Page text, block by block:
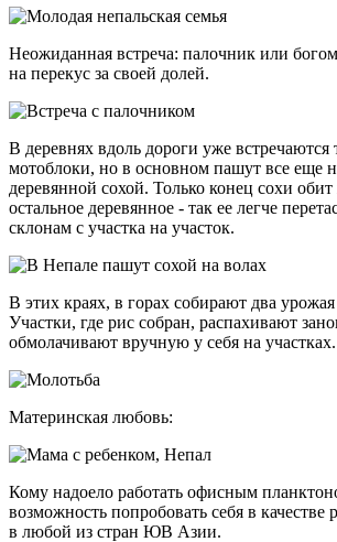
Неожиданная встреча: палочник или
на перекус за своей долей.
В деревнях вдоль дороги уже встречаются
мотоблоки, но в основном пашут все еще
деревянной сохой. Только конец сохи
остальное деревянное - так ее легче
склонам с участка на участок.
В этих краях, в горах собирают два
Участки, где рис собран, распахивают
обмолачивают вручную у себя на участках.
Материнская любовь:
Кому надоело работать офисным
возможность попробовать себя в качестве
в любой из стран ЮВ Азии.